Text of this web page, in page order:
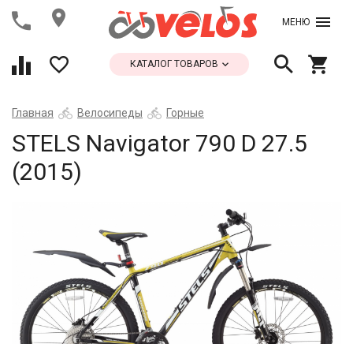
МЕНЮ
КАТАЛОГ ТОВАРОВ
Главная Велосипеды Горные
STELS Navigator 790 D 27.5
(2015)